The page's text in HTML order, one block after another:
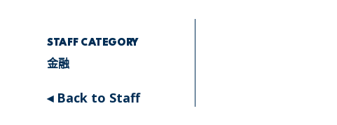
STAFF CATEGORY
金融
◂ Back to Staff